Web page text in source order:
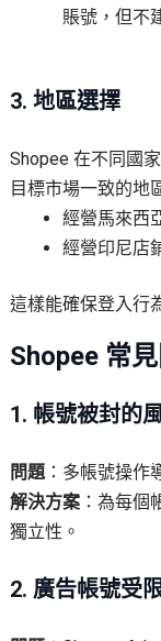
賬號，但不
3. 地區選擇
Shopee 在不同國
目標市場一致的地
經營馬來西
經營印尼店
這樣能確保登入行
Shopee 常
1. 帳號被封的
問題：多帳號操作
解決方案：為每個
獨立性。
2. 廣告帳號受